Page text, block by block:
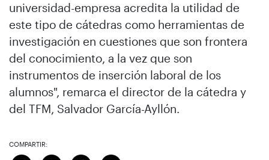
universidad-empresa acredita la utilidad de
este tipo de cátedras como herramientas de
investigación en cuestiones que son frontera
del conocimiento, a la vez que son
instrumentos de inserción laboral de los
alumnos", remarca el director de la cátedra y
del TFM, Salvador García-Ayllón.
COMPARTIR: